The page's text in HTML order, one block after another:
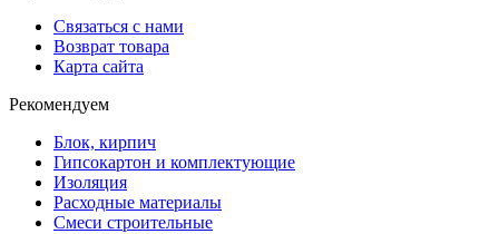
Связаться с нами
Возврат товара
Карта сайта
Рекомендуем
Блок, кирпич
Гипсокартон и комплектующие
Изоляция
Расходные материалы
Смеси строительные